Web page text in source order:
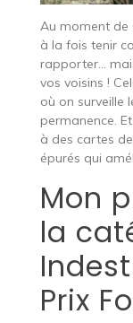
Au moment de
à la fois tenir
rapporter…
vos voisins !
où on surveille
permanence.
à des cartes
épurés qui
Mon
la
Prix